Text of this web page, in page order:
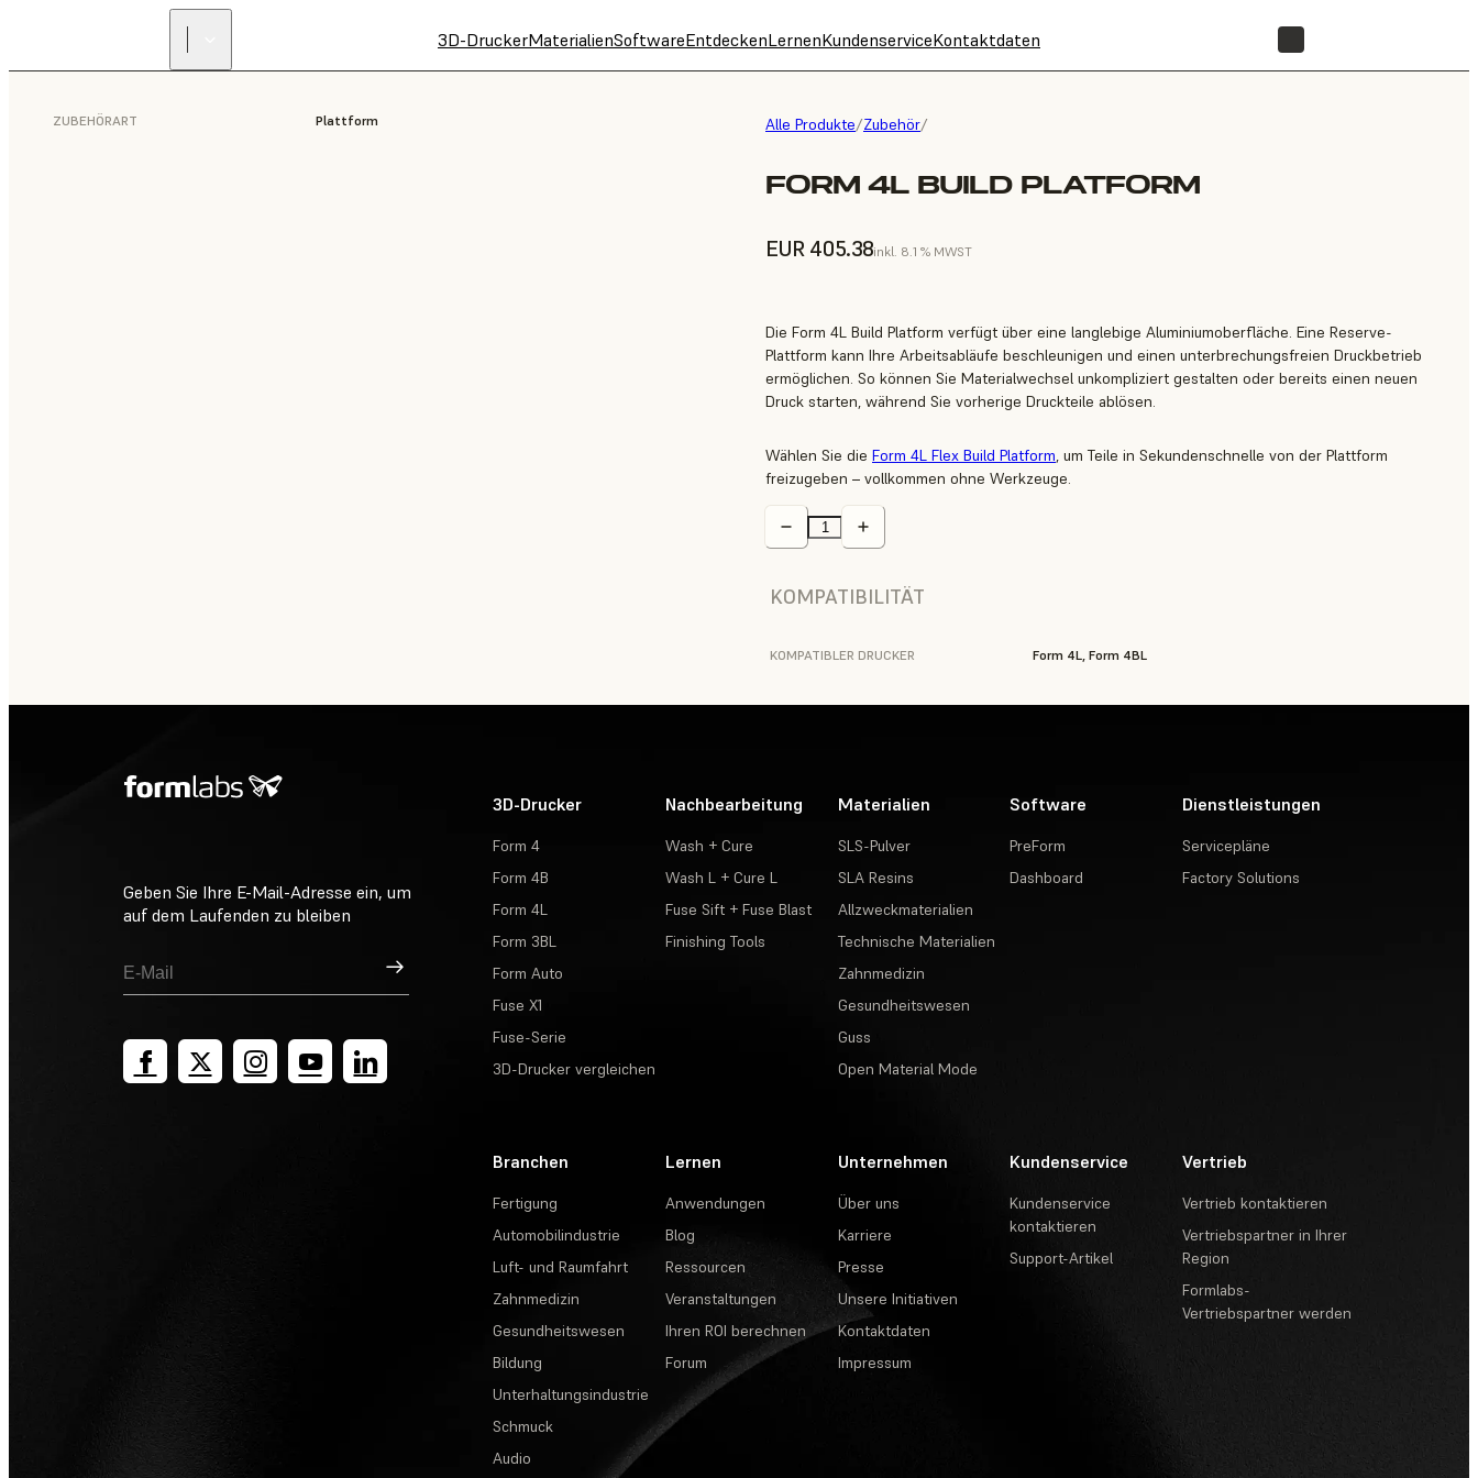
3D-DruckerMaterialienSoftwareEntdeckenLernenKundenserviceKontaktdaten
Alle Produkte/Zubehör/
FORM 4L BUILD PLATFORM
EUR 405.38inkl. 8.1 % MWST
ZUBEHÖRART Plattform
Die Form 4L Build Platform verfügt über eine langlebige Aluminiumoberfläche. Eine Reserve-
Plattform kann Ihre Arbeitsabläufe beschleunigen und einen unterbrechungsfreien Druckbetrieb
ermöglichen. So können Sie Materialwechsel unkompliziert gestalten oder bereits einen neuen
Druck starten, während Sie vorherige Druckteile ablösen.
Wählen Sie die Form 4L Flex Build Platform, um Teile in Sekundenschnelle von der Plattform
freizugeben – vollkommen ohne Werkzeuge.
KOMPATIBILITÄT
KOMPATIBLER DRUCKER Form 4L, Form 4BL
Geben Sie Ihre E-Mail-Adresse ein, um
auf dem Laufenden zu bleiben
Registrieren
3D-Drucker
Form 4
Form 4B
Form 4L
Form 3BL
Form Auto
Fuse X1
Fuse-Serie
3D-Drucker vergleichen
Nachbearbeitung
Wash + Cure
Wash L + Cure L
Fuse Sift + Fuse Blast
Finishing Tools
Materialien
SLS-Pulver
SLA Resins
Allzweckmaterialien
Technische Materialien
Zahnmedizin
Gesundheitswesen
Guss
Open Material Mode
Software
PreForm
Dashboard
Dienstleistungen
Servicepläne
Factory Solutions
Branchen
Fertigung
Automobilindustrie
Luft- und Raumfahrt
Zahnmedizin
Gesundheitswesen
Bildung
Unterhaltungsindustrie
Schmuck
Audio
Lernen
Anwendungen
Blog
Ressourcen
Veranstaltungen
Ihren ROI berechnen
Forum
Unternehmen
Über uns
Karriere
Presse
Unsere Initiativen
Kontaktdaten
Impressum
Kundenservice
Kundenservice
kontaktieren
Support-Artikel
Vertrieb
Vertrieb kontaktieren
Vertriebspartner in Ihrer
Region
Formlabs-
Vertriebspartner werden